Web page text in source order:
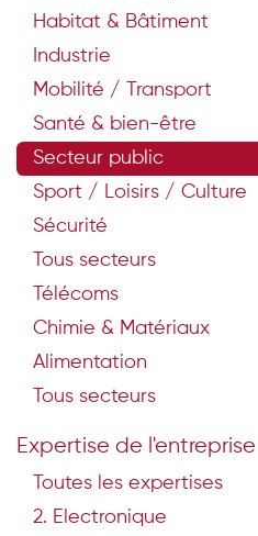
Habitat & Bâtiment
Industrie
Mobilité / Transport
Santé & bien-être
Secteur public
Sport / Loisirs / Culture
Sécurité
Tous secteurs
Télécoms
Chimie & Matériaux
Alimentation
Tous secteurs
Expertise de l'entreprise
Toutes les expertises
2. Electronique